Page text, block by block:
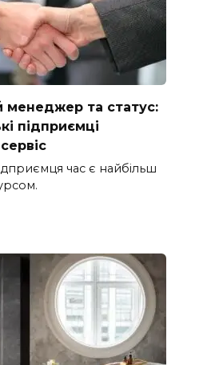
менеджер та статус:
підприємці
час є найбільш